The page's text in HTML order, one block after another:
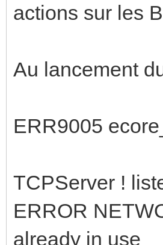
actions sur les
Au lancement
ERR9005
TCPServer !
ERROR
already in use